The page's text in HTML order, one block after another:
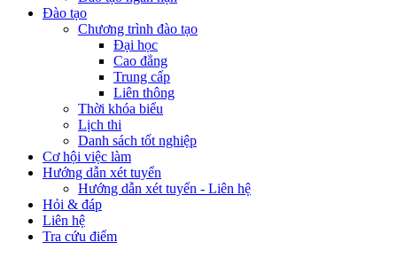
Đào tạo
Chương trình đào tạo
Đại học
Cao đẳng
Trung cấp
Liên thông
Thời khóa biểu
Lịch thi
Danh sách tốt nghiệp
Cơ hội việc làm
Hướng dẫn xét tuyển
Hướng dẫn xét tuyển - Liên hệ
Hỏi & đáp
Liên hệ
Tra cứu điểm